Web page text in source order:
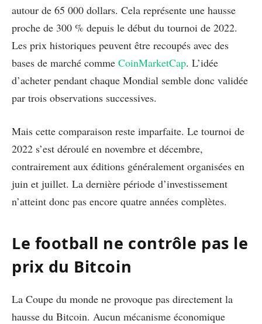
autour de 65 000 dollars. Cela représente une hausse
proche de 300 % depuis le début du tournoi de 2022.
Les prix historiques peuvent être recoupés avec des
bases de marché comme CoinMarketCap. L’idée
d’acheter pendant chaque Mondial semble donc validée
par trois observations successives.
Mais cette comparaison reste imparfaite. Le tournoi de
2022 s’est déroulé en novembre et décembre,
contrairement aux éditions généralement organisées en
juin et juillet. La dernière période d’investissement
n’atteint donc pas encore quatre années complètes.
Le football ne contrôle pas le
prix du Bitcoin
La Coupe du monde ne provoque pas directement la
hausse du Bitcoin. Aucun mécanisme économique